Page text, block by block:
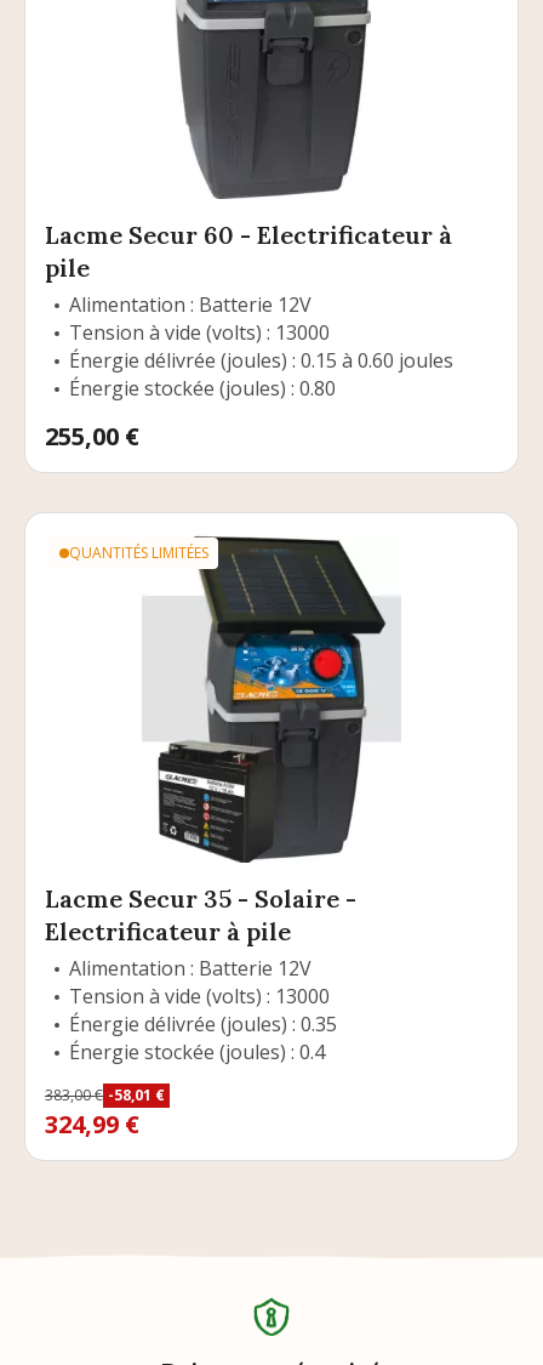
Lacme Secur 60 - Electrificateur à
pile
Alimentation : Batterie 12V
Tension à vide (volts) : 13000
Énergie délivrée (joules) : 0.15 à 0.60 joules
Énergie stockée (joules) : 0.80
Prix
255,00 €
QUANTITÉS LIMITÉES
Lacme Secur 35 - Solaire -
Electrificateur à pile
Alimentation : Batterie 12V
Tension à vide (volts) : 13000
Énergie délivrée (joules) : 0.35
Énergie stockée (joules) : 0.4
Prix de base
383,00 € -58,01 €
Prix
324,99 €